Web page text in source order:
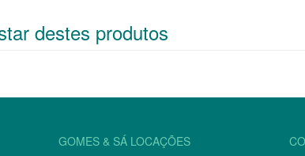
destes produtos
GOMES & SÁ LOCAÇÕES